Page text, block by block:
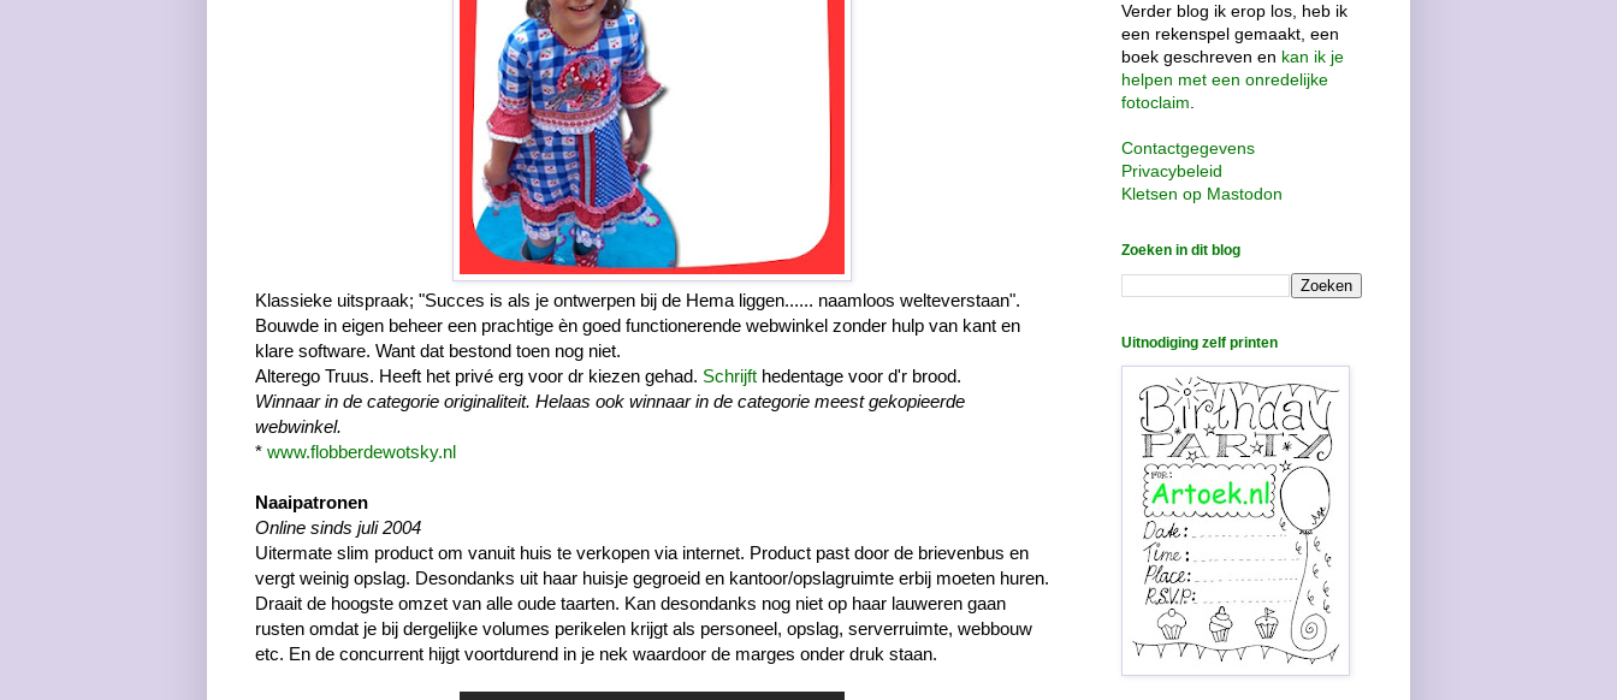
Klassieke uitspraak; "Succes is als je ontwerpen bij de Hema liggen...... naamloos welteverstaan".
Bouwde in eigen beheer een prachtige èn goed functionerende webwinkel zonder hulp van kant en
klare software. Want dat bestond toen nog niet.
Alterego Truus. Heeft het privé erg voor dr kiezen gehad. Schrijft hedentage voor d'r brood.
Winnaar in de categorie originaliteit. Helaas ook winnaar in de categorie meest gekopieerde
webwinkel.
* www.flobberdewotsky.nl
Naaipatronen
Online sinds juli 2004
Uitermate slim product om vanuit huis te verkopen via internet. Product past door de brievenbus en
vergt weinig opslag. Desondanks uit haar huisje gegroeid en kantoor/opslagruimte erbij moeten huren.
Draait de hoogste omzet van alle oude taarten. Kan desondanks nog niet op haar lauweren gaan
rusten omdat je bij dergelijke volumes perikelen krijgt als personeel, opslag, serverruimte, webbouw
etc. En de concurrent hijgt voortdurend in je nek waardoor de marges onder druk staan.
Verder blog ik erop los, heb ik
een rekenspel gemaakt, een
boek geschreven en kan ik je
helpen met een onredelijke
fotoclaim
Contactgegevens
Privacybeleid
Kletsen op Mastodon
Zoeken in dit blog
Uitnodiging zelf printen